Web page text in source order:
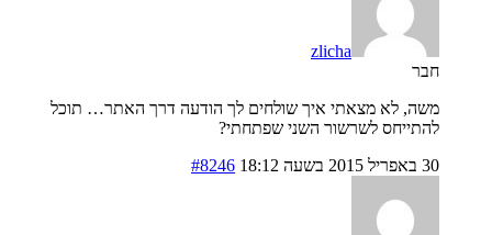
zlicha
משה, לא מצאתי איך שולחים לך הודעה דרך האתר… תוכל
להתייחס לשרשור השני שפתחתי?
#8246